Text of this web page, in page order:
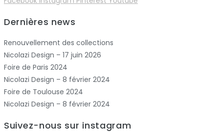
Dernières news
Renouvellement des collections
Nicolazi Design – 17 juin 2026
Foire de Paris 2024
Nicolazi Design – 8 février 2024
Foire de Toulouse 2024
Nicolazi Design – 8 février 2024
Suivez-nous sur instagram